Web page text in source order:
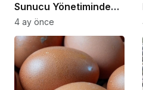
Sunucu Yönetiminde
Proaktif Dönem Başladı
4 ay önce